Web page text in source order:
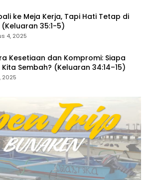
ke Meja Kerja, Tapi Hati Tetap di
35:1-5)
4, 2025
Kesetiaan dan Kompromi: Siapa
Sembah? (Keluaran 34:14–15)
2025